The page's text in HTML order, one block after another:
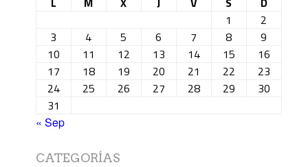
1
2
3
4 5 6 7 8
9
10
11 12 13 14 15
16
17
18 19 20 21 22
23
24
25 26 27 28 29
30
31
« Sep
CATEGORÍAS